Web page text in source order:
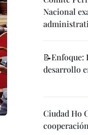
Nacional
📝Enfoque:
desarrollo
Ciudad Ho